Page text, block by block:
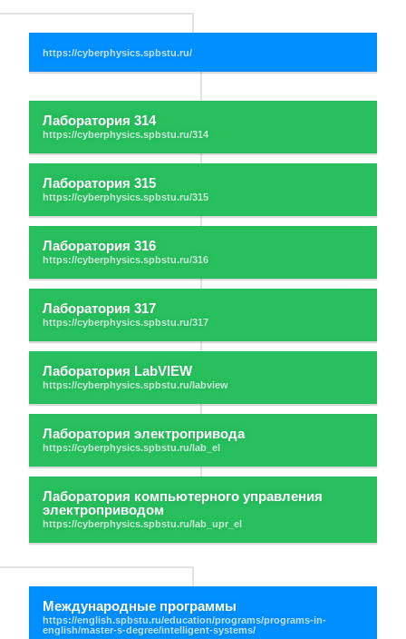
Лаборатория 314
Лаборатория 315
Лаборатория 316
Лаборатория 317
Лаборатория LabVIEW
Лаборатория электропривода
Лаборатория компьютерного управления
электроприводом
Международные программы